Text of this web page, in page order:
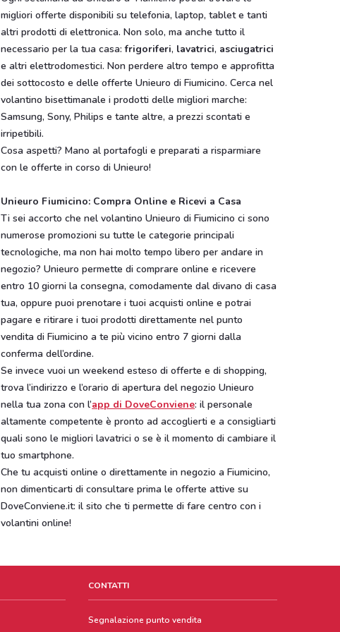
migliori offerte disponibili su telefonia, laptop, tablet e tanti
altri prodotti di elettronica. Non solo, ma anche tutto il
necessario per la tua casa:frigoriferi, lavatrici, asciugatrici
e altri elettrodomestici. Non perdere altro tempo e approfitta
dei sottocosto e delle offerte Unieuro di Fiumicino. Cerca nel
volantino bisettimanale i prodotti delle migliori marche:
Samsung, Sony, Philips e tante altre, a prezzi scontati e
irripetibili.
Cosa aspetti? Mano al portafogli e preparati a risparmiare
con le offerte in corso di Unieuro!
Unieuro Fiumicino: Compra Online e Ricevi a Casa
Ti sei accorto che nel volantino Unieuro di Fiumicino ci sono
numerose promozioni su tutte le categorie principali
tecnologiche, ma non hai molto tempo libero per andare in
negozio? Unieuro permette di comprare online e ricevere
entro 10 giorni la consegna, comodamente dal divano di casa
tua, oppure puoi prenotare i tuoi acquisti online e potrai
pagare e ritirare i tuoi prodotti direttamente nel punto
vendita di Fiumicino a te più vicino entro 7 giorni dalla
conferma dell’ordine.
Se invece vuoi un weekend esteso di offerte e di shopping,
trova l’indirizzo e l’orario di apertura del negozio Unieuro
nella tua zona con l’app di DoveConviene: il personale
altamente competente è pronto ad accoglierti e a consigliarti
quali sono le migliori lavatrici o se è il momento di cambiare il
tuo smartphone.
Che tu acquisti online o direttamente in negozio a Fiumicino,
non dimenticarti di consultare prima le offerte attive su
DoveConviene.it: il sito che ti permette di fare centro con i
volantini online!
CONTATTI
Segnalazione punto vendita